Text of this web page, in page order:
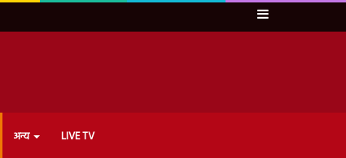
Sidebar
अन्य LIVE TV